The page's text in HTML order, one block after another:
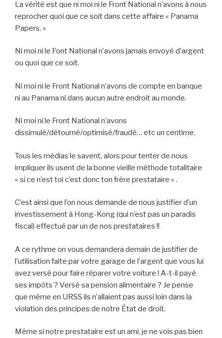
La vérité est que ni moi ni le Front National n’avons à nous
reprocher quoi que ce soit dans cette affaire « Panama
Papers. »
Ni moi ni le Font National n’avons jamais envoyé d’argent
ou quoi que ce soit.
Ni moi ni le Front National n’avons de compte en banque
ni au Panama ni dans aucun autre endroit au monde.
Ni moi ni le Front National n’avons
dissimulé/détourné/optimisé/fraudé… etc un centime.
Tous les médias le savent, alors pour tenter de nous
impliquer ils usent de la bonne vieille méthode totalitaire
« si ce n’est toi c’est donc ton frère prestataire « .
C’est ainsi que l’on nous demande de nous justifier d’un
investissement à Hong-Kong (qui n’est pas un paradis
fiscal) effectué par un de nos prestataires !!
A ce rythme on vous demandera demain de justifier de
l’utilisation faite par votre garage de l’argent que vous lui
avez versé pour faire réparer votre voiture ! A-t-il payé
ses impôts ? Versé sa pension alimentaire ? Je pense
que même en URSS ils n’allaient pas aussi loin dans la
violation des principes de notre État de droit.
Même si notre prestataire est un ami, je ne vois pas bien